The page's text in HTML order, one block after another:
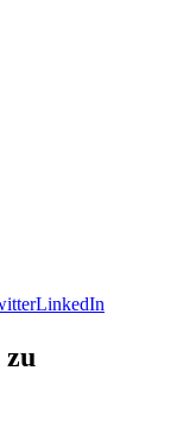
LinkedIn